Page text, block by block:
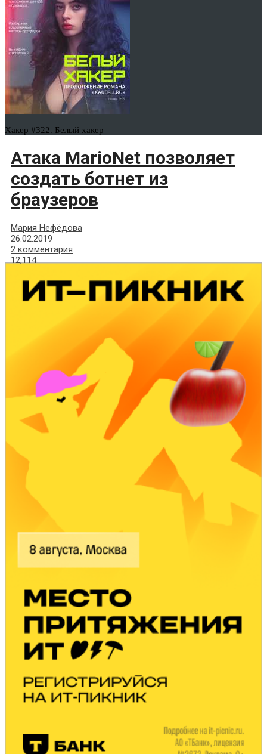
Хакер #322. Белый хакер
Атака MarioNet позволяет
создать ботнет из
браузеров
Мария Нефёдова
26.02.2019
2 комментария
12,114